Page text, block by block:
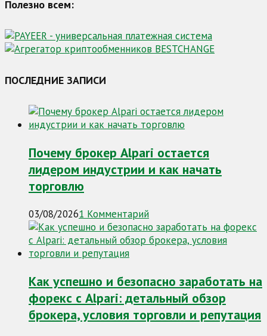
Полезно всем:
ПОСЛЕДНИЕ ЗАПИСИ
Почему брокер Alpari остается
лидером индустрии и как начать
торговлю
03/08/20261 Комментарий
Как успешно и безопасно заработать на
форекс с Alpari: детальный обзор
брокера, условия торговли и репутация